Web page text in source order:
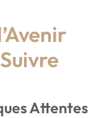
Attentes